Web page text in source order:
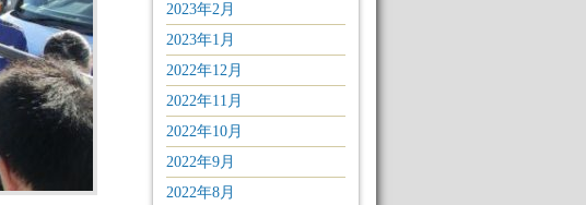
2023年2月
2023年1月
2022年12月
2022年11月
2022年10月
2022年9月
2022年8月